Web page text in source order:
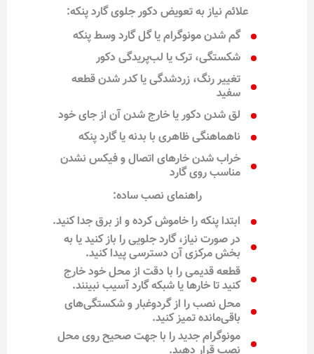
علائم نیاز به تعویض دکور جلوی گارد پنکه:
گم شدن مونوگرام یا گل گارد وسط پنکه
شکستگی، ترک یا لب‌پریدگی دکور
تغییر رنگ، زردشدگی یا کدر شدن قطعه
سفید
لق شدن دکور یا خارج شدن آن از جای خود
ناهماهنگی ظاهری با بدنه یا گارد پنکه
خراب شدن خارهای اتصال و فیکس نشدن
مناسب روی گارد
راهنمای نصب ساده:
ابتدا پنکه را خاموش کرده و از برق جدا کنید.
در صورت نیاز، گارد جلویی را باز کنید یا به
بخش مرکزی آن دسترسی پیدا کنید.
قطعه قدیمی را با دقت از محل خود خارج
کنید تا خارها یا شبکه گارد آسیب نبینند.
محل نصب را از گردوغبار و شکستگی‌های
باقی‌مانده تمیز کنید.
مونوگرام جدید را با جهت صحیح روی محل